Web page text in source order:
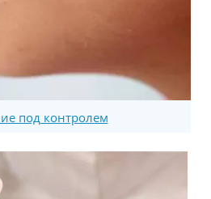
под контролем